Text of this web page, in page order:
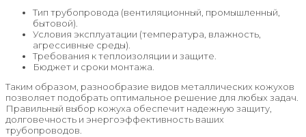
Тип трубопровода (вентиляционный, промышленный,
бытовой).
Условия эксплуатации (температура, влажность,
агрессивные среды).
Требования к теплоизоляции и защите.
Бюджет и сроки монтажа.
Таким образом, разнообразие видов металлических кожухов
позволяет подобрать оптимальное решение для любых задач.
Правильный выбор кожуха обеспечит надежную защиту,
долговечность и энергоэффективность ваших
трубопроводов.